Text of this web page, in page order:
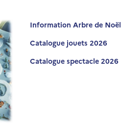
Information Arbre de Noël
Catalogue jouets 2026
Catalogue spectacle 2026